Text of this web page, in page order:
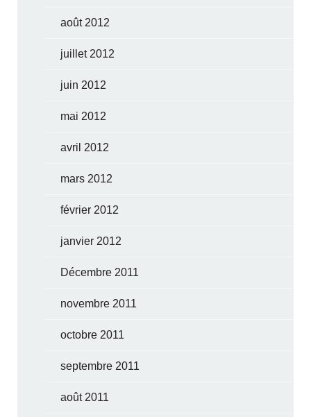
août 2012
juillet 2012
juin 2012
mai 2012
avril 2012
mars 2012
février 2012
janvier 2012
Décembre 2011
novembre 2011
octobre 2011
septembre 2011
août 2011